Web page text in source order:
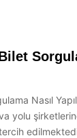
Nasıl
yolu